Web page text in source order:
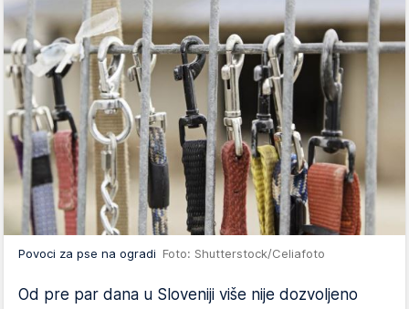
Povoci za pse na ogradi Foto: Shutterstock/Celiafoto
Od pre par dana u Sloveniji više nije dozvoljeno